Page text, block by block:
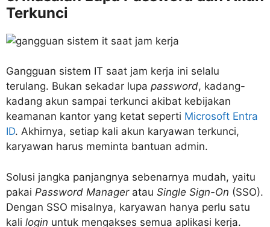
Terkunci
Gangguan sistem IT saat jam kerja ini selalu
terulang. Bukan sekadar lupa password, kadang-
kadang akun sampai terkunci akibat kebijakan
keamanan kantor yang ketat seperti Microsoft Entra
ID. Akhirnya, setiap kali akun karyawan terkunci,
karyawan harus meminta bantuan admin.
Solusi jangka panjangnya sebenarnya mudah, yaitu
pakai Password Manager atau Single Sign-On (SSO).
Dengan SSO misalnya, karyawan hanya perlu satu
kali login untuk mengakses semua aplikasi kerja.